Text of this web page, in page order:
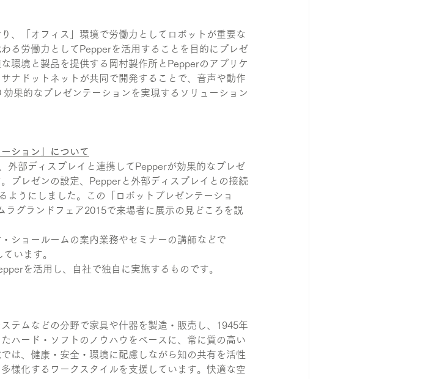
、「オフィス」環境で労働力としてロボットが重要な
る労働力としてPepperを活用することを目的にプレゼ
環境と製品を提供する岡村製作所とPepperのアプリケ
ナドットネットが共同で開発することで、音声や動作
果的なプレゼンテーションを実現するソリューション
ション」について
部ディスプレイと連携してPepperが効果的なプレゼ
プレゼンの設定、Pepperと外部ディスプレイとの接続
ようにしました。この「ロボットプレゼンテーショ
ラグランドフェア2015で来場者に展示の見どころを説
ショールームの案内業務やセミナーの講師などで
います。
を活用し、自社で独自に実施するものです。
テムなどの分野で家具や什器を製造・販売し、1945年
ハード・ソフトのノウハウをベースに、常に質の高い
は、健康・安全・環境に配慮しながら知の共有を活性
様化するワークスタイルを支援しています。快適な空